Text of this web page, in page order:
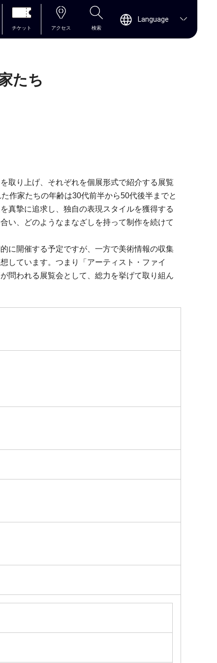
チケット アクセス 検索
Language
たち
取り上げ、それぞれを個展形式で紹介する展覧
作家たちの年齢は30代前半から50代後半までと
真摯に追求し、独自の表現スタイルを獲得する
い、どのようなまなざしを持って制作を続けて
に開催する予定ですが、一方で美術情報の収集
しています。つまり「アーティスト・ファイ
問われる展覧会として、総力を挙げて取り組ん